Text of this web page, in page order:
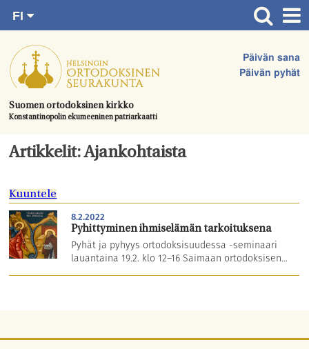
suoraan
sisältöön.
Suomen ortodoksinen kirkko
Konstantinopolin ekumeeninen patriarkaatti
Päivän sana
Päivän pyhät
FI
SV
EN
UA
Etusivu
Ajankohtaista
Juhlat & toimitukset
Kirkot
Tule mukaan
Hautausmaa
Yhteystiedot
Artikkelit: Ajankohtaista
Kuuntele
8.2.2022
Pyhittyminen ihmiselämän tarkoituksena
Pyhät ja pyhyys ortodoksisuudessa -seminaari
lauantaina 19.2. klo 12–16 Saimaan ortodoksisen...